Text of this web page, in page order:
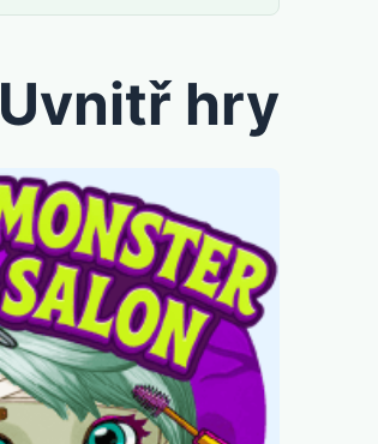
Uvnitř hry